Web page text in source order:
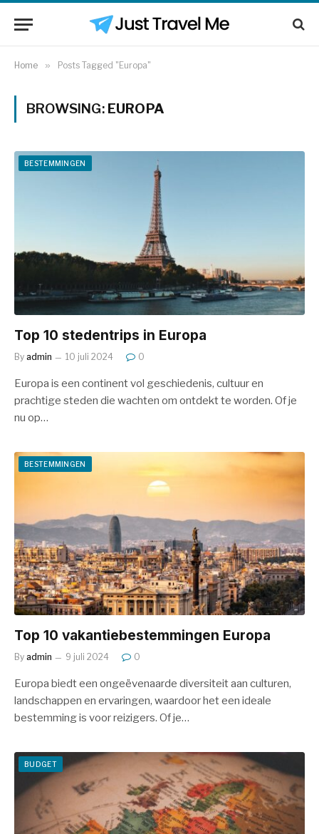
Home » Posts Tagged "Europa"
BROWSING: EUROPA
BESTEMMINGEN
Top 10 stedentrips in Europa
By admin 10 juli 2024 0
Europa is een continent vol geschiedenis, cultuur en
prachtige steden die wachten om ontdekt te worden. Of je
nu op…
BESTEMMINGEN
Top 10 vakantiebestemmingen Europa
By admin 9 juli 2024 0
Europa biedt een ongeëvenaarde diversiteit aan culturen,
landschappen en ervaringen, waardoor het een ideale
bestemming is voor reizigers. Of je…
BUDGET